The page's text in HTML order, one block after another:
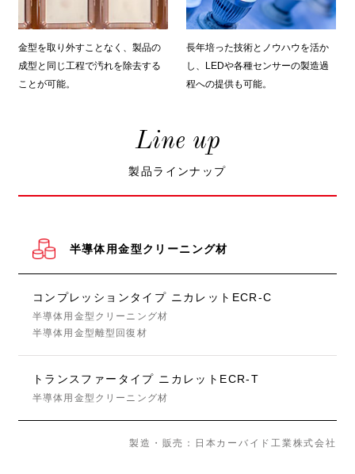
金型を取り外すことなく、製品の
成型と同じ工程で汚れを除去する
ことが可能。
長年培った技術とノウハウを活か
し、LEDや各種センサーの製造過
程への提供も可能。
Line up
製品ラインナップ
半導体用金型クリーニング材
コンプレッションタイプ ニカレットECR-C
半導体用金型クリーニング材
半導体用金型離型回復材
トランスファータイプ ニカレットECR-T
半導体用金型クリーニング材
製造・販売：日本カーバイド工業株式会社